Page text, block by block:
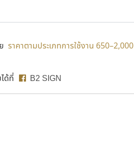
ราคาตามประเภทการใช้งาน 650–2,000
ด้ที่ B2 SIGN